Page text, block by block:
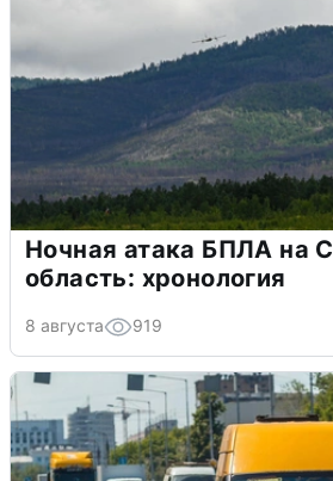
Ночная атака БПЛА на
область: хронология
8 августа 919